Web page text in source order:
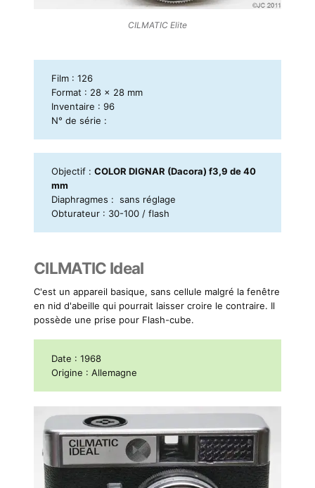
CILMATIC Elite
Film : 126
Format : 28 x 28 mm
Inventaire : 96
N° de série :
Objectif : COLOR DIGNAR (Dacora) f3,9 de 40
mm
Diaphragmes : sans réglage
Obturateur : 30-100 / flash
CILMATIC Ideal
C'est un appareil basique, sans cellule malgré la fenêtre
en nid d'abeille qui pourrait laisser croire le contraire. Il
possède une prise pour Flash-cube.
Date : 1968
Origine : Allemagne